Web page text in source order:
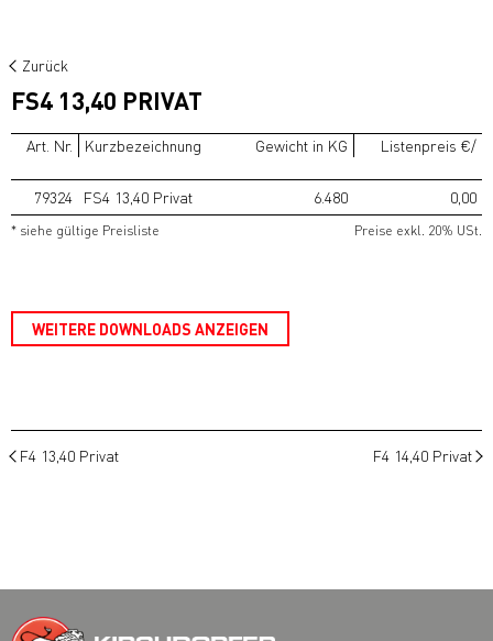
Zurück
FS4 13,40 PRIVAT
Art. Nr. Kurzbezeichnung Gewicht in KG Listenpreis €/
79324 FS4 13,40 Privat 6.480 0,00
* siehe gültige Preisliste Preise exkl. 20% USt.
WEITERE DOWNLOADS ANZEIGEN
F4 13,40 Privat F4 14,40 Privat